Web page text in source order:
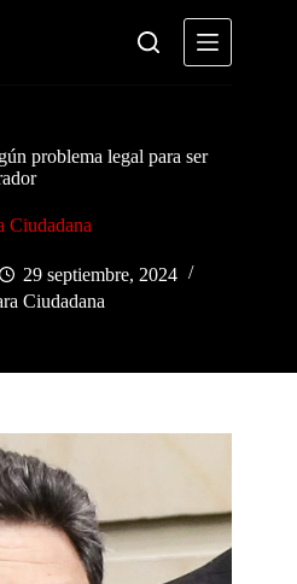
problema legal para ser
Ciudadana
29 septiembre, 2024
Ciudadana